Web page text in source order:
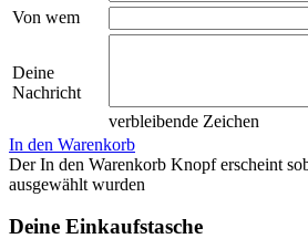
Von wem
Deine
Nachricht
verbleibende Zeichen
In den Warenkorb
Der In den Warenkorb Knopf erscheint
ausgewählt wurden
Deine Einkaufstasche